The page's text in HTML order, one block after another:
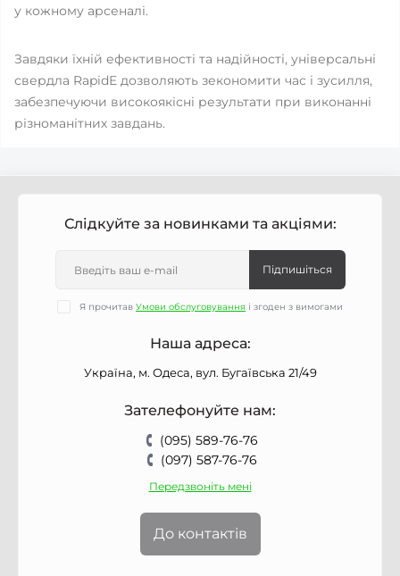
у кожному арсеналі.
Завдяки їхній ефективності та надійності, універсальні
свердла RapidE дозволяють зекономити час і зусилля,
забезпечуючи високоякісні результати при виконанні
різноманітних завдань.
Слідкуйте за новинками та акціями:
Підпишіться
Я прочитав Умови обслуговування і згоден з вимогами
Наша адреса:
Україна, м. Одеса, вул. Бугаївська 21/49
Зателефонуйте нам:
(095) 589-76-76
(097) 587-76-76
Передзвоніть мені
До контактів